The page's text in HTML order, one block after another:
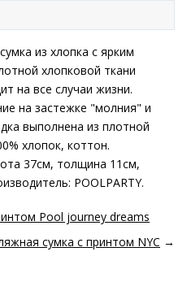
из хлопка с ярким
хлопковой ткани
на все случаи жизни.
на застежке "молния" и
выполнена из плотной
хлопок, коттон.
37см, толщина 11см,
POOLPARTY.
Pool journey dreams
сумка с принтом NYC →